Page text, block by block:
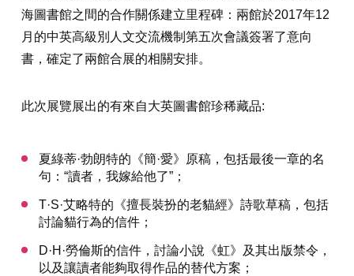
海圖書館之間的合作關係建立里程碑：兩館於2017年12
月的中英高級別人文交流機制第五次會議簽署了意向
書，確定了兩館合展的相關安排。
此次展覽展出的有來自大英圖書館珍稀藏品:
夏綠蒂·勃朗特的《簡·愛》原稿，包括最後一章的名
句：“讀者，我嫁給他了”；
T·S·艾略特的《擅長裝扮的老貓經》詩歌草稿，包括
討論貓行為的信件；
D·H·勞倫斯的信件，討論小說《虹》及其出版禁令，
以及讓讀者能夠取得作品的替代方案；